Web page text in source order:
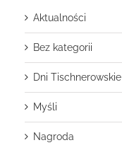
Aktualności
Bez kategorii
Dni Tischnerowskie
Myśli
Nagroda